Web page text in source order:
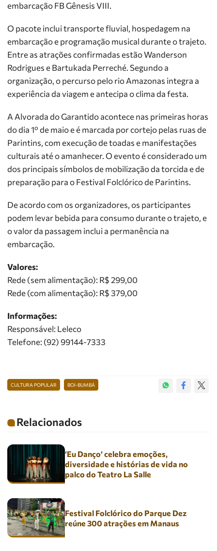
embarcação FB Gênesis VIII.
O pacote inclui transporte fluvial, hospedagem na
embarcação e programação musical durante o trajeto.
Entre as atrações confirmadas estão Wanderson
Rodrigues e Bartukada Perreché. Segundo a
organização, o percurso pelo rio Amazonas integra a
experiência da viagem e antecipa o clima da festa.
A Alvorada do Garantido acontece nas primeiras horas
do dia 1º de maio e é marcada por cortejo pelas ruas de
Parintins, com execução de toadas e manifestações
culturais até o amanhecer. O evento é considerado um
dos principais símbolos de mobilização da torcida e de
preparação para o Festival Folclórico de Parintins.
De acordo com os organizadores, os participantes
podem levar bebida para consumo durante o trajeto, e
o valor da passagem inclui a permanência na
embarcação.
Valores:
Rede (sem alimentação): R$ 299,00
Rede (com alimentação): R$ 379,00
Informações:
Responsável: Leleco
Telefone: (92) 99144-7333
CULTURA POPULAR BOI-BUMBÁ
Relacionados
‘Eu Danço’ celebra emoções,
diversidade e histórias de vida no
palco do Teatro La Salle
Festival Folclórico do Parque Dez
reúne 300 atrações em Manaus